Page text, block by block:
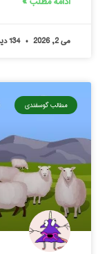
می 2, 2026 134 دیدگاه
مطالب گوسفندی